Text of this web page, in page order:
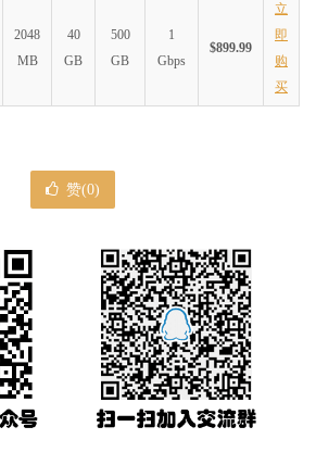
2048
MB
40
GB
500
GB
1
Gbps
$899.99
立
即
购
买
赞(0)